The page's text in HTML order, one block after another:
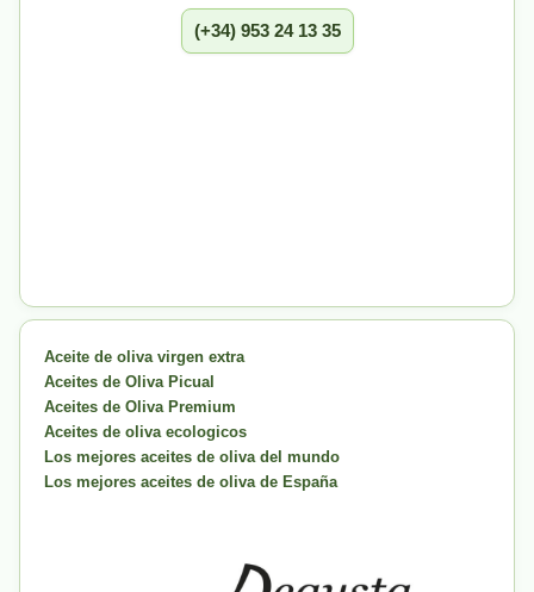
(+34) 953 24 13 35
Aceite de oliva virgen extra
Aceites de Oliva Picual
Aceites de Oliva Premium
Aceites de oliva ecologicos
Los mejores aceites de oliva del mundo
Los mejores aceites de oliva de España